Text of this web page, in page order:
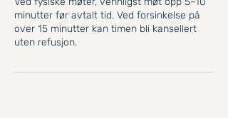
minutter før avtalt tid. Ved forsinkelse på
over 15 minutter kan timen bli kansellert
uten refusjon.